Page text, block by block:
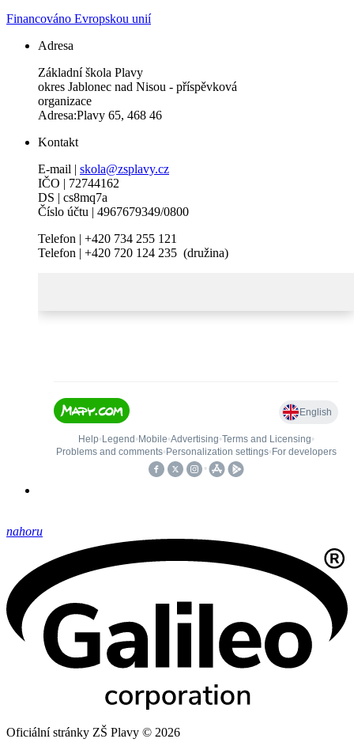
Financováno Evropskou unií
Adresa
Základní škola Plavy
okres Jablonec nad Nisou - příspěvková
organizace
Adresa:Plavy 65, 468 46
Kontakt
E-mail | skola@zsplavy.cz
IČO | 72744162
DS | cs8mq7a
Číslo účtu | 4967679349/0800
Telefon | +420 734 255 121
Telefon | +420 720 124 235 (družina)
nahoru
Oficiální stránky ZŠ Plavy © 2026